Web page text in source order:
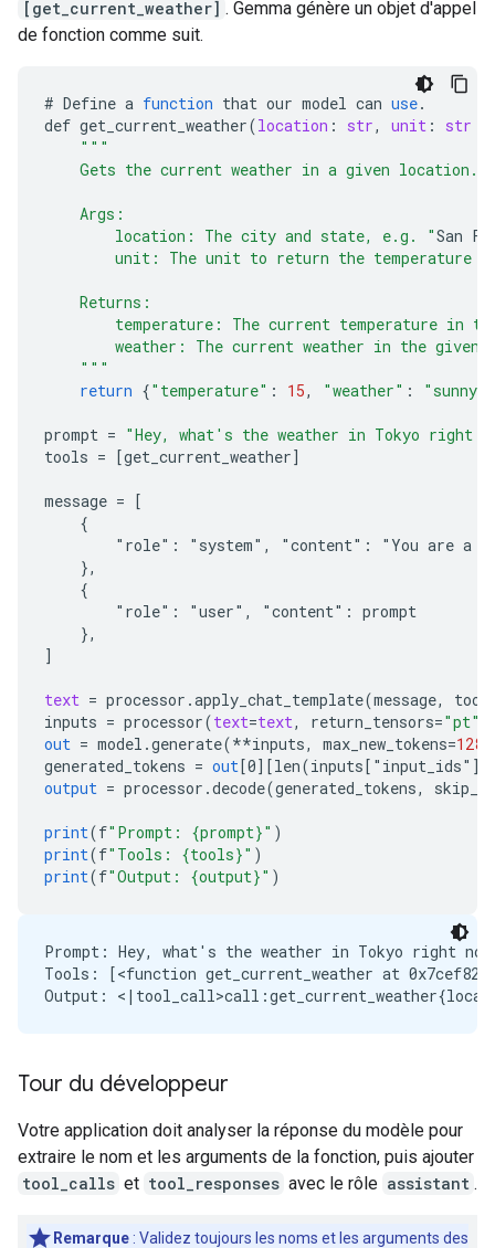
[get_current_weather] . Gemma génère un objet d'appel
de fonction comme suit.
# Define a function that our model can use.
def get_current_weather(location : str, unit : str
"""
    Gets the current weather in a given location.
    Args:
        location: The city and state, e.g. "
San
unit: The unit to return the temperature
    Returns:
temperature: The current temperature in
weather: The current weather in the given
    """
return {"temperature" : 15, "weather" : "sunny"
prompt = "Hey, what's the weather in Tokyo right
tools = [get_current_weather]
message = [
    {
"role": "system", "content": "You are a
    },
    {
        "role": "user", "content": prompt
    },
]
text = processor .apply_chat_template(message,
inputs = processor(text=text, return_tensors="pt"
out = model .generate(**inputs, max_new_tokens=128
generated_tokens = out[0][len(inputs["input_ids" ][
output = processor .decode(generated_tokens,
print(f"Prompt: {prompt}" )
print(f"Tools: {tools}" )
print(f"Output: {output}" )
Prompt: Hey, what's the weather in Tokyo right
Tools: [<function get_current_weather at
Tour du développeur
Votre application doit analyser la réponse du modèle pour
extraire le nom et les arguments de la fonction, puis ajouter
tool_calls et tool_responses avec le rôle assistant .
Remarque : Validez toujours les noms et les arguments des